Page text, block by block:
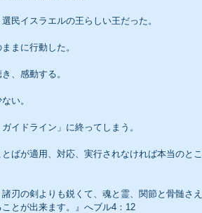
民イスラエルの王らしい王だった。
まに行動した。
、感動する。
い。
イドライン」に終ってしまう。
ばが適用、対応、実行されなければ本当のと
諸刃の剣よりも鋭くて、魂と霊、関節と骨髄さ
とが出来ます。』へブル4：12